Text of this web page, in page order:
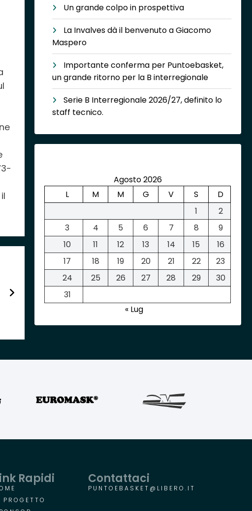
Un grande colpo in prospettiva
La Invalves dà il benvenuto a Giacomo
Maspero
Importante conferma per Puntoebasket,
un grande ritorno per la B interregionale
Serie B Interregionale 2026/27, definito lo
staff tecnico.
Agosto 2026
L
M M G V S
D
1
2
3
4 5 6 7 8
9
10
11 12 13 14 15
16
17
18 19 20 21 22
23
24
25 26 27 28 29
30
31
« Lug
Rapidi
PROGETTO
Contattaci
PUNTOEBASKET@LIBERO.IT